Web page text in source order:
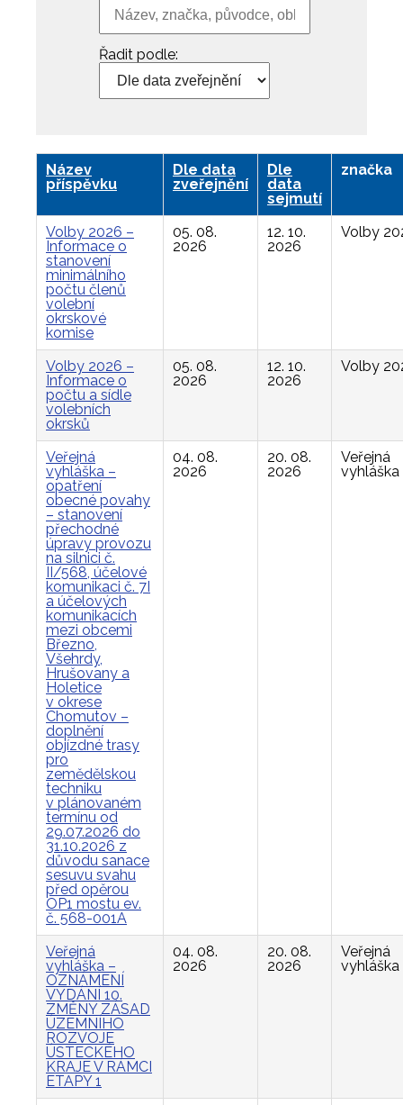
Řadit podle:
Název
příspěvku
Dle data
zveřejnění
Dle
data
sejmutí
značka
Volby 2026 –
Informace o
stanovení
minimálního
počtu členů
volební
okrskové
komise
05. 08.
2026
12. 10.
2026
Volby
Volby 2026 –
Informace o
počtu a sídle
volebních
okrsků
05. 08.
2026
12. 10.
2026
Volby
Veřejná
vyhláška –
opatření
obecné povahy
– stanovení
přechodné
úpravy provozu
na silnici č.
II/568, účelové
komunikaci č. 7I
a účelových
komunikacích
mezi obcemi
Březno,
Všehrdy,
Hrušovany a
Holetice
v okrese
Chomutov –
doplnění
objízdné trasy
pro
zemědělskou
techniku
v plánovaném
termínu od
29.07.2026 do
31.10.2026 z
důvodu sanace
sesuvu svahu
před opěrou
OP1 mostu ev.
č. 568-001A
04. 08.
2026
20. 08.
2026
Veřejná
vyhláška
Veřejná
vyhláška –
OZNÁMENÍ
VYDÁNÍ 10.
ZMĚNY ZÁSAD
ÚZEMNÍHO
ROZVOJE
ÚSTECKÉHO
KRAJE V RÁMCI
ETAPY 1
04. 08.
2026
20. 08.
2026
Veřejná
vyhláška